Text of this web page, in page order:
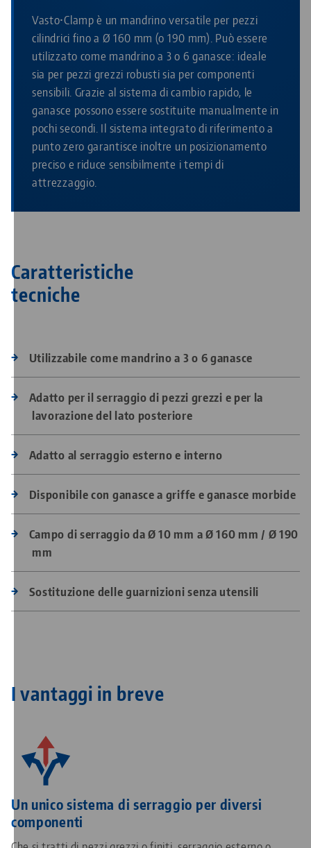
Vasto•Clamp è un mandrino versatile per pezzi
cilindrici fino a Ø 160 mm (o 190 mm). Può essere
utilizzato come mandrino a 3 o 6 ganasce: ideale
sia per pezzi grezzi robusti sia per componenti
sensibili. Grazie al sistema di cambio rapido, le
ganasce possono essere sostituite manualmente in
pochi secondi. Il sistema integrato di riferimento a
punto zero garantisce inoltre un posizionamento
preciso e riduce sensibilmente i tempi di
attrezzaggio.
Caratteristiche
tecniche
Utilizzabile come mandrino a 3 o 6 ganasce
Adatto per il serraggio di pezzi grezzi e per la
lavorazione del lato posteriore
Adatto al serraggio esterno e interno
Disponibile con ganasce a griffe e ganasce morbide
Campo di serraggio da Ø 10 mm a Ø 160 mm / Ø 190
mm
Sostituzione delle guarnizioni senza utensili
I vantaggi in breve
Un unico sistema di serraggio per diversi
componenti